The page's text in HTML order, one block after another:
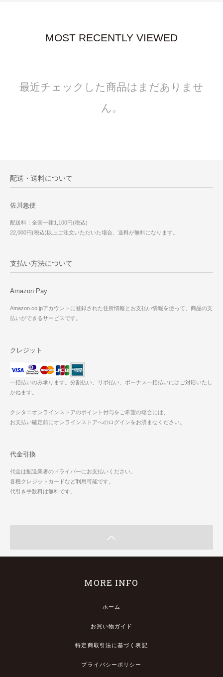
MOST RECENTLY VIEWED
最近チェックした商品はまだありませ
ん。
配送・送料について
佐川急便
配送料：全国一律1,100円(税込)
22,000円(税込)以上ご注文いただいた場合、送料が無料になります。
支払い方法について
Amazon Pay
Amazon.co.jpアカウントに登録された住所情報とお支払い情報を使って、商品の支
払いができるサービスです。
クレジット
一括払いのみ承ります。分割払い、リボ払い、ボーナス一括払いにはご対応いたし
かねます。
クシタニオンラインストアのポイント付与をご希望の場合には、
お支払い確定前にオンラインストアへのログインをお済ませください。
代金引換
代金は配送業者のドライバーにお支払いください。
各種クレジットカードなど利用可能です。
代引き手数料は無料です。
MORE INFO
ホーム
お買い物ガイド
特定商取引法に基づく表記
プライバシーポリシー